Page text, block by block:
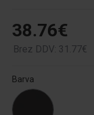
38.76€
Brez DDV: 31.77€
Barva